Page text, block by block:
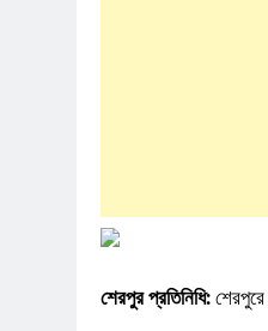
শেরপুর প্রতিনিধি: